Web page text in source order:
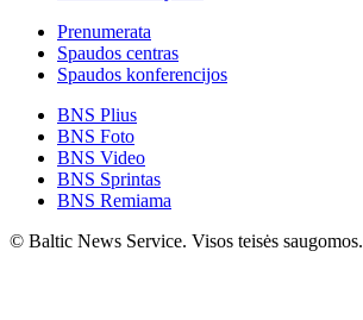
Prenumerata
Spaudos centras
Spaudos konferencijos
BNS Plius
BNS Foto
BNS Video
BNS Sprintas
BNS Remiama
© Baltic News Service. Visos teisės saugomos.